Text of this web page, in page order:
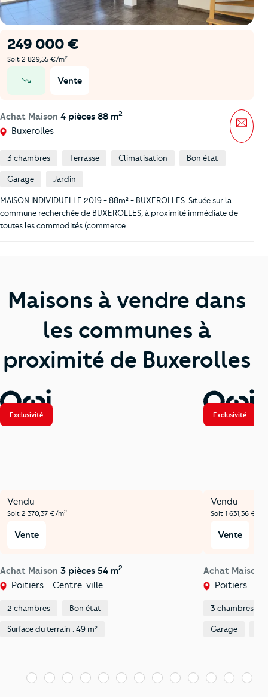
249 000 €
Soit 2 829,55 €/m2
Vente
Achat Maison 4 pièces 88 m2
Buxerolles
3 chambres Terrasse Climatisation Bon état
Garage Jardin
MAISON INDIVIDUELLE 2019 - 88m² - BUXEROLLES. Située sur la
commune recherchée de BUXEROLLES, à proximité immédiate de
toutes les commodités (commerce …
Maisons à vendre dans
les communes à
proximité de Buxerolles
Exclusivité
Vendu
Soit 2 370,37 €/m2
Vente
Achat Maison 3 pièces 54 m2
Poitiers - Centre-ville
2 chambres Bon état
Surface du terrain : 49 m²
Exclusivité
Vendu
Soit 1 631,36 €/m
Vente
Achat Maison
Poitiers -
3 chambres
Garage
1 2 3 4 5 6 7 8 9 10 11 12 13